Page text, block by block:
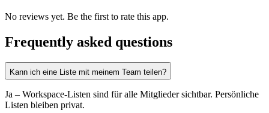
No reviews yet. Be the first to rate this app.
Frequently asked questions
Kann ich eine Liste mit meinem Team teilen?
Ja – Workspace-Listen sind für alle Mitglieder sichtbar. Persönliche
Listen bleiben privat.